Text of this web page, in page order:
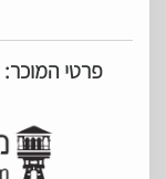
פרטי המוכר: